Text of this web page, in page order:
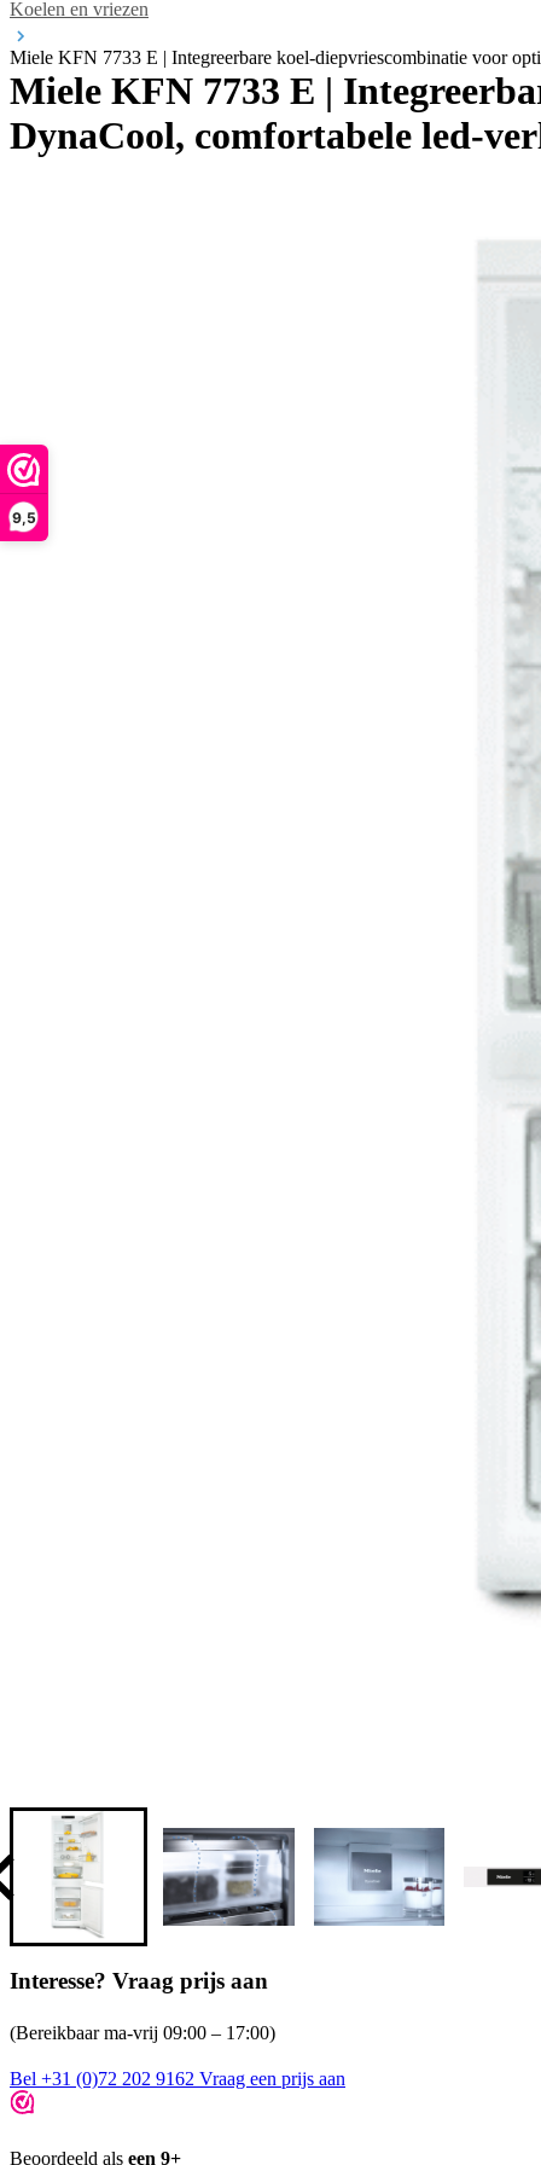
9,5
Koelen en vriezen
Miele KFN 7733 E | Integreerbare koel-diepvriescombinatie voor
Miele KFN 7733 E |
DynaCool, comfortabele led-
Interesse? Vraag prijs aan
(Bereikbaar ma-vrij 09:00 – 17:00)
Bel +31 (0)72 202 9162 Vraag een prijs aan
Beoordeeld als een 9+